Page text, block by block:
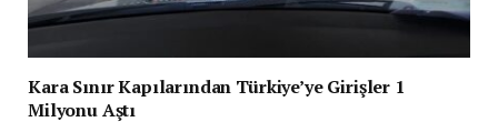
Kara Sınır Kapılarından Türkiye’ye Girişler 1
Milyonu Aştı